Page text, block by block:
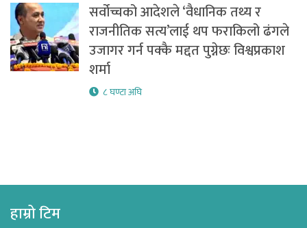
सर्वोच्चको आदेशले ‘वैधानिक तथ्य र
राजनीतिक सत्य’लाई थप फराकिलो ढंगले
उजागर गर्न पक्कै मद्दत पुग्नेछः विश्वप्रकाश
शर्मा
८ घण्टा अघि
हाम्रो टिम